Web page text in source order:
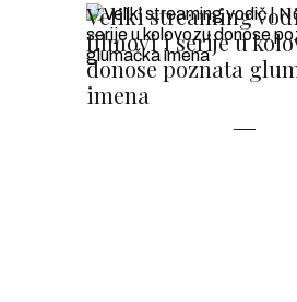
Veliki streaming
filmovi i serije u
donose poznata
imena